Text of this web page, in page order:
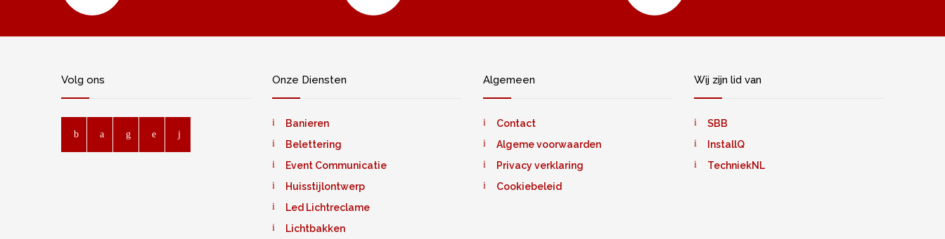
Volg ons Onze Diensten
Banieren
Belettering
Event Communicatie
Huisstijlontwerp
Led Lichtreclame
Lichtbakken
Algemeen
Contact
Algeme voorwaarden
Privacy verklaring
Cookiebeleid
Wij zijn lid van
SBB
InstallQ
TechniekNL